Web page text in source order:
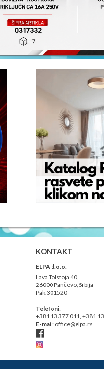
KONTAKT
ELPA d.o.o.
Lava Tolstoja 40,
26000 Pančevo, Srbija
Pak.301520
Telefoni:
+381 13 377 011, +381 13
E-mail: office@elpa.rs